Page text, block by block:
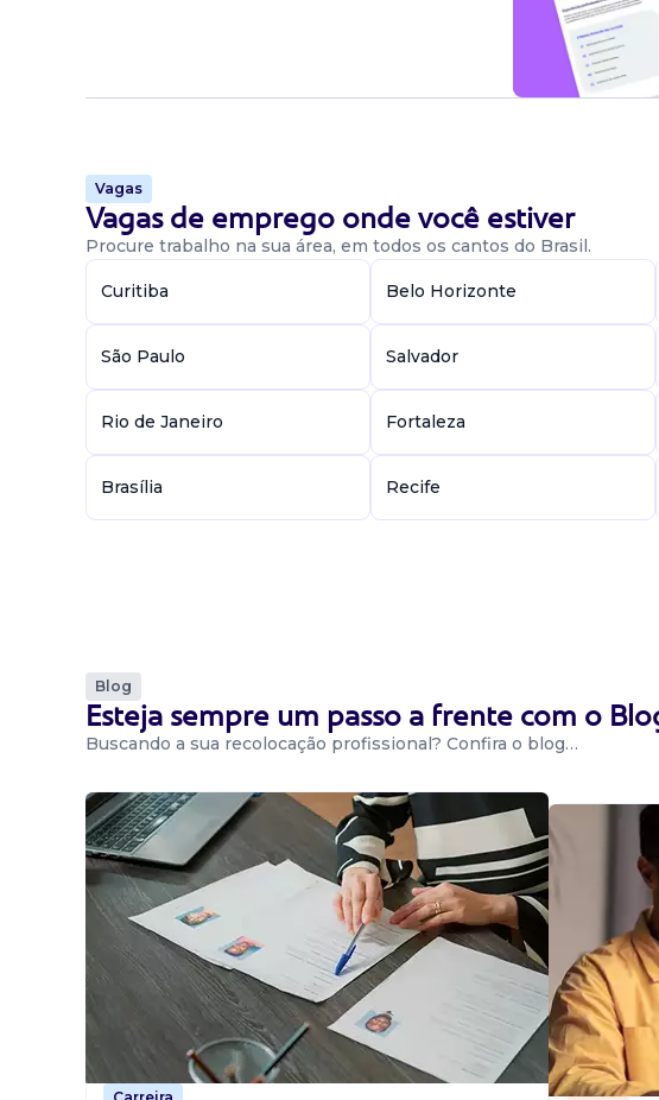
Vagas
Vagas de emprego onde você estiver
Procure trabalho na sua área, em todos os cantos do Brasil.
Curitiba Belo Horizonte
São Paulo Salvador
Rio de Janeiro Fortaleza
Brasília Recife
Blog
Esteja sempre um passo a frente com o
Buscando a sua recolocação profissional? Confira o blog…